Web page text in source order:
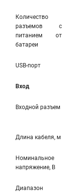
Количество
разъемов с
питанием от
батареи
USB-порт
Вход
Входной разъем
Длина кабеля, м
Номинальное
напряжение, В
Диапазон